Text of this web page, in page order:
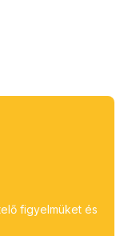
figyelmüket és